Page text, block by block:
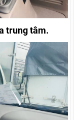
trung tâm.